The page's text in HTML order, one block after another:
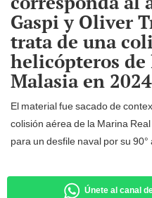
Gaspi y Oliver
trata de una
helicópteros de
Malasia en 2024
El material fue sacado de
colisión aérea de la Marina
para un desfile naval por su
Únete al canal